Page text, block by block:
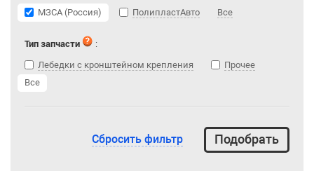
МЗСА (Россия)
ПолипластАвто Все
Тип запчасти
:
Лебедки с кронштейном крепления
Прочее
Все
Сбросить фильтр